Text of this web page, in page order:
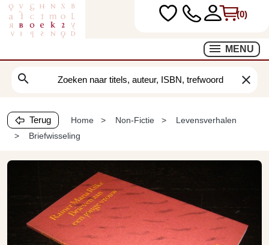
(0)
MENU
search clear
Terug Home Non-Fictie
Levensverhalen
Briefwisseling